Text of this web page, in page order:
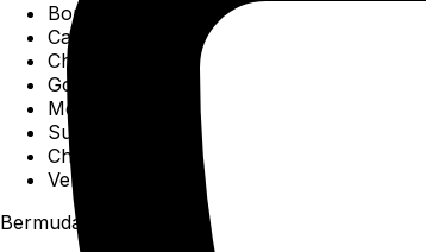
Boné
Carteiras
Chaveiros
Gorros
Meias
Sunga
Chinelos
Ver todos
Bermudas